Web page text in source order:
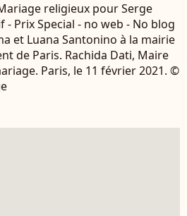
religieux pour Serge
- Prix Special - no web - No blog
et Luana Santonino à la mairie
de Paris. Rachida Dati, Maire
Paris, le 11 février 2021. ©